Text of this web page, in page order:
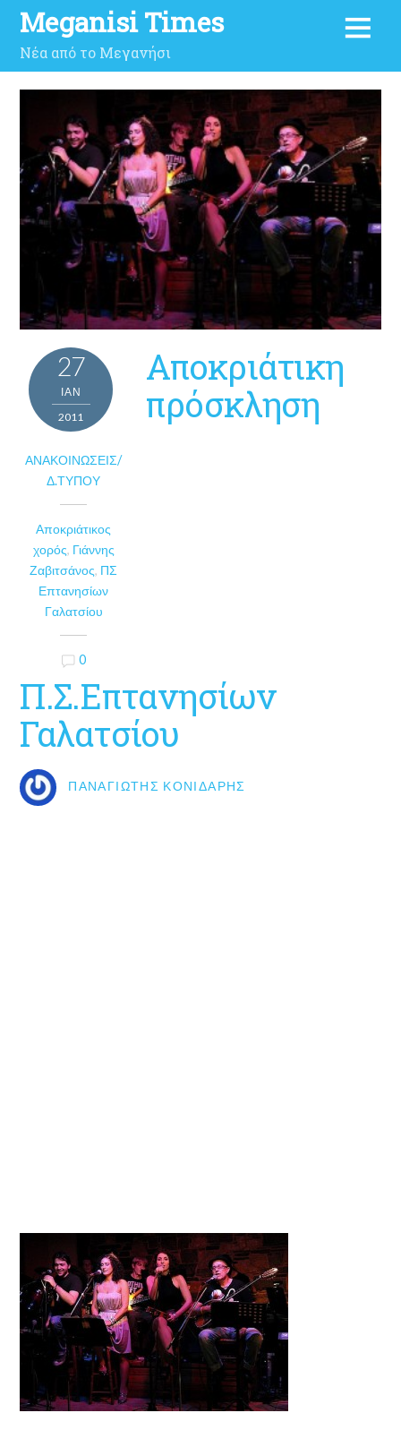
Meganisi Times
Νέα από το Μεγανήσι
27
ΙΑΝ
2011
ΑΝΑΚΟΙΝΏΣΕΙΣ/
Δ.ΤΎΠΟΥ
Αποκριάτικος
χορός, Γιάννης
Ζαβιτσάνος, ΠΣ
Επτανησίων
Γαλατσίου
0
Αποκριάτικη
πρόσκληση
Π.Σ.Επτανησίων
Γαλατσίου
ΠΑΝΑΓΙΏΤΗΣ ΚΟΝΙΔΆΡΗΣ